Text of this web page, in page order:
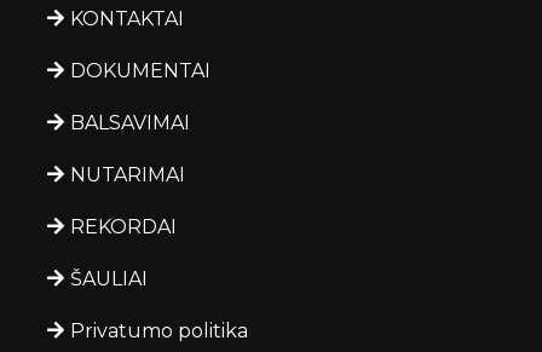
KONTAKTAI
DOKUMENTAI
BALSAVIMAI
NUTARIMAI
REKORDAI
ŠAULIAI
Privatumo politika